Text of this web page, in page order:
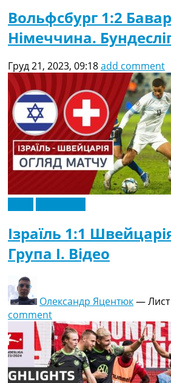
Вольфсбург 1:2
Німеччина.
Груд 21, 2023, 09:18add comment
Ізраїль 1:1
Група I. Відео
Олександр Яцентюк—
comment